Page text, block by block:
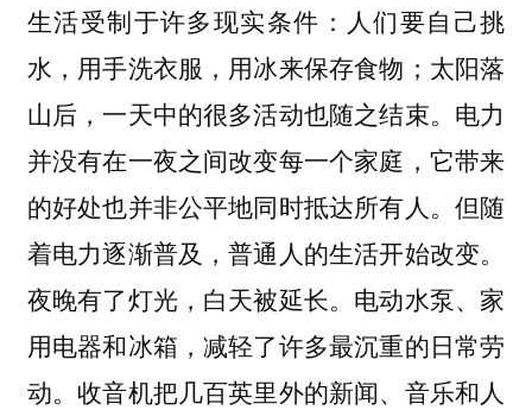
生活受制于许多现实条件：人们要自己挑
水，用手洗衣服，用冰来保存食物；太阳落
山后，一天中的很多活动也随之结束。电力
并没有在一夜之间改变每一个家庭，它带来
的好处也并非公平地同时抵达所有人。但随
着电力逐渐普及，普通人的生活开始改变。
夜晚有了灯光，白天被延长。电动水泵、家
用电器和冰箱，减轻了许多最沉重的日常劳
动。收音机把几百英里外的新闻、音乐和人